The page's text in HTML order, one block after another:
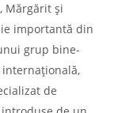
Mărgărit și
importantă din
grup bine-
de